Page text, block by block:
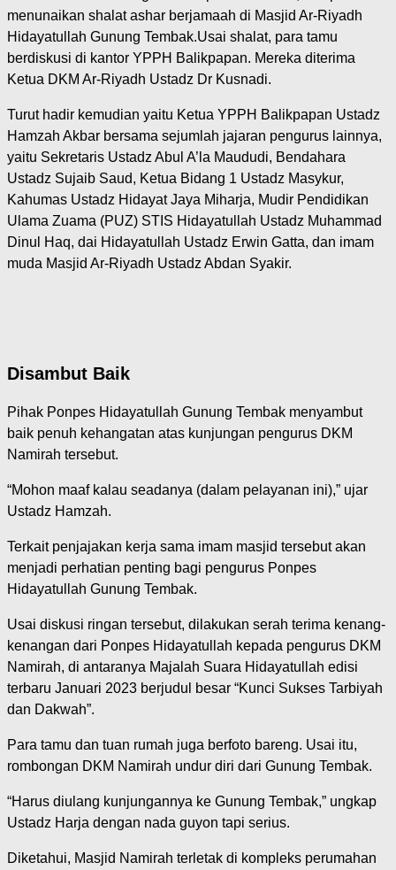
menunaikan shalat ashar berjamaah di Masjid Ar-Riyadh
Hidayatullah Gunung Tembak.Usai shalat, para tamu
berdiskusi di kantor YPPH Balikpapan. Mereka diterima
Ketua DKM Ar-Riyadh Ustadz Dr Kusnadi.
Turut hadir kemudian yaitu Ketua YPPH Balikpapan Ustadz
Hamzah Akbar bersama sejumlah jajaran pengurus lainnya,
yaitu Sekretaris Ustadz Abul A’la Maududi, Bendahara
Ustadz Sujaib Saud, Ketua Bidang 1 Ustadz Masykur,
Kahumas Ustadz Hidayat Jaya Miharja, Mudir Pendidikan
Ulama Zuama (PUZ) STIS Hidayatullah Ustadz Muhammad
Dinul Haq, dai Hidayatullah Ustadz Erwin Gatta, dan imam
muda Masjid Ar-Riyadh Ustadz Abdan Syakir.
Disambut Baik
Pihak Ponpes Hidayatullah Gunung Tembak menyambut
baik penuh kehangatan atas kunjungan pengurus DKM
Namirah tersebut.
“Mohon maaf kalau seadanya (dalam pelayanan ini),” ujar
Ustadz Hamzah.
Terkait penjajakan kerja sama imam masjid tersebut akan
menjadi perhatian penting bagi pengurus Ponpes
Hidayatullah Gunung Tembak.
Usai diskusi ringan tersebut, dilakukan serah terima kenang-
kenangan dari Ponpes Hidayatullah kepada pengurus DKM
Namirah, di antaranya Majalah Suara Hidayatullah edisi
terbaru Januari 2023 berjudul besar “Kunci Sukses Tarbiyah
dan Dakwah”.
Para tamu dan tuan rumah juga berfoto bareng. Usai itu,
rombongan DKM Namirah undur diri dari Gunung Tembak.
“Harus diulang kunjungannya ke Gunung Tembak,” ungkap
Ustadz Harja dengan nada guyon tapi serius.
Diketahui, Masjid Namirah terletak di kompleks perumahan